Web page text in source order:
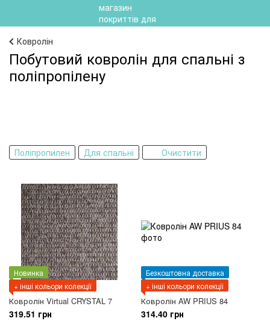
Ковролін
Побутовий ковролін для спальні з
поліпропілену
Поліпропилен Для спальні Очистити
Новинка
+ інші кольори колекції
Ковролін Virtual CRYSTAL 7
319.51 грн
Безкоштовна доставка
+ інші кольори колекції
Ковролін AW PRIUS 84
314.40 грн